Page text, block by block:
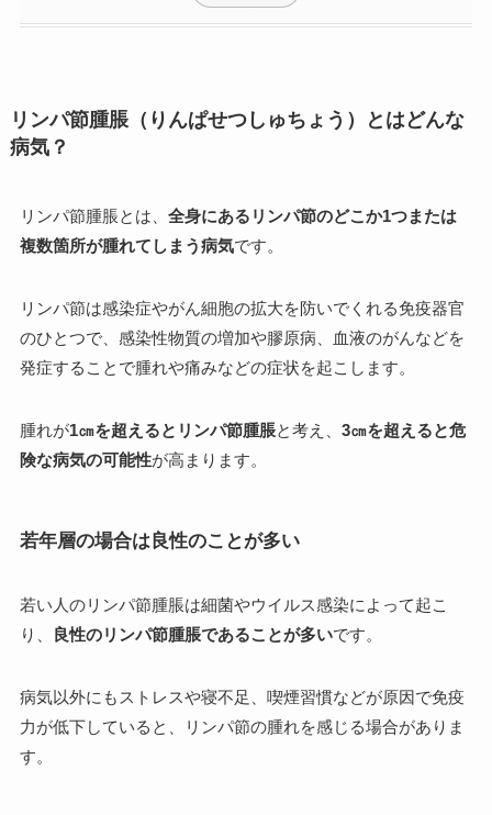
リンパ節腫脹（りんぱせつしゅちょう）とはどんな
病気？
リンパ節腫脹とは、 全身にあるリンパ節のどこか1つまたは
複数箇所が腫れてしまう病気です。
リンパ節は感染症やがん細胞の拡大を防いでくれる免疫器官
のひとつで、感染性物質の増加や膠原病、血液のがんなどを
発症することで腫れや痛みなどの症状を起こします。
腫れが1㎝を超えるとリンパ節腫脹と考え、 3㎝を超えると危
険な病気の可能性が高まります。
若年層の場合は良性のことが多い
若い人のリンパ節腫脹は細菌やウイルス感染によって起こ
り、
良性のリンパ節腫脹であることが多いです。
病気以外にもストレスや寝不足、喫煙習慣などが原因で免疫
力が低下していると、リンパ節の腫れを感じる場合がありま
す。